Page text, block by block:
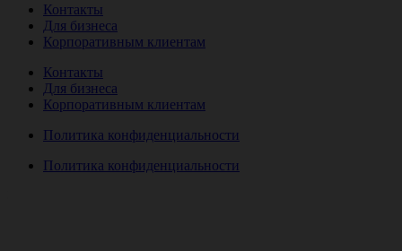
Контакты
Для бизнеса
Корпоративным клиентам
Контакты
Для бизнеса
Корпоративным клиентам
Политика конфиденциальности
Политика конфиденциальности